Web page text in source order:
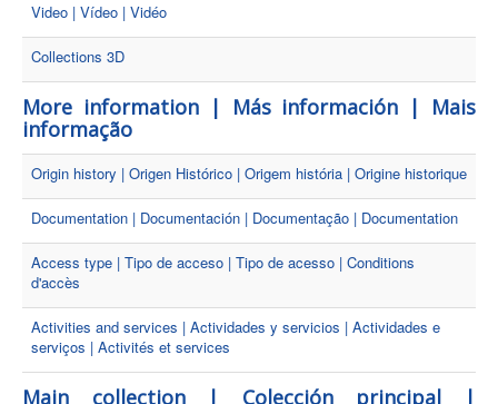
Video | Vídeo | Vidéo
Collections 3D
More information | Más información | Mais
informação
Origin history | Origen Histórico | Origem história | Origine historique
Documentation | Documentación | Documentação | Documentation
Access type | Tipo de acceso | Tipo de acesso | Conditions
d'accès
Activities and services | Actividades y servicios | Actividades e
serviços | Activités et services
Main collection | Colección principal |